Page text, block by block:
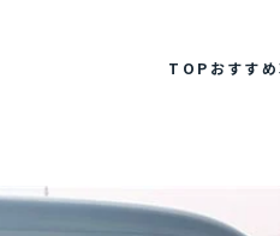
TOP おすす